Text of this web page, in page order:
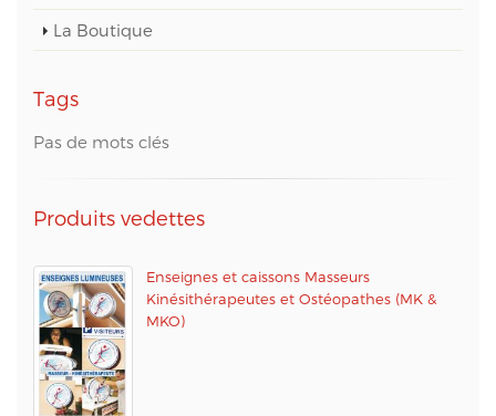
La Boutique
Tags
Pas de mots clés
Produits vedettes
Enseignes et caissons Masseurs
Kinésithérapeutes et Ostéopathes (MK &
MKO)